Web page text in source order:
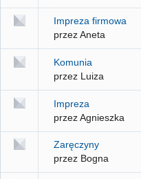
Impreza firmowa
przez Aneta
Komunia
przez Luiza
Impreza
przez Agnieszka
Zaręczyny
przez Bogna